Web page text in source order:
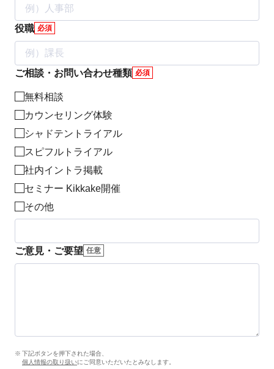
役職 必須
ご相談・お問い合わせ種類 必須
無料相談
カウンセリング体験
シャドテントライアル
スピフルトライアル
社内イントラ掲載
セミナー Kikkake開催
その他
ご意見・ご要望 任意
下記ボタンを押下された場合、
個人情報の取り扱いにご同意いただいたとみなします。